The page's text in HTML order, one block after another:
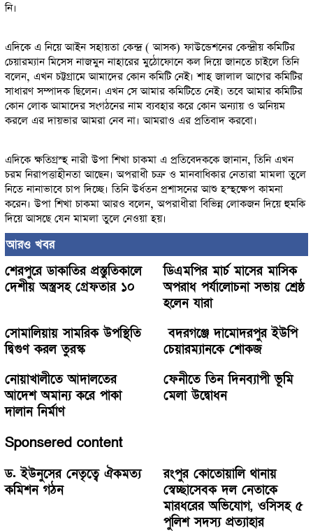
নি।
এদিকে এ নিয়ে আইন সহায়তা কেন্দ্র ( আসক) ফাউন্ডেশনের কেন্দ্রীয় কমিটির
চেয়ারম্যান মিসেস নাজমুন নাহারের মুঠোফোনে কল দিয়ে জানতে চাইলে তিনি
বলেন, এখন চট্টগ্রামে আমাদের কোন কমিটি নেই। শাহ জালাল আগের কমিটির
সাধারণ সম্পাদক ছিলেন। এখন সে আমার কমিটিতে নেই। তবে আমার কমিটির
কোন লোক আমাদের সংগঠনের নাম ব্যবহার করে কোন অন্যায় ও অনিয়ম
করলে এর দায়ভার আমরা নেব না। আমরাও এর প্রতিবাদ করবো।
এদিকে ক্ষতিগ্রস্হ নারী উপা শিখা চাকমা এ প্রতিবেদককে জানান, তিনি এখন
চরম নিরাপত্তাহীনতা আছেন। অপরাধী চক্র ও মানবাধিকার নেতারা মামলা তুলে
নিতে নানাভাবে চাপ দিচ্ছে। তিনি উর্ধতন প্রশাসনের আশু হস্হক্ষেপ কামনা
করেন। উপা শিখা চাকমা আরও বলেন, অপরাধীরা বিভিন্ন লোকজন দিয়ে হুমকি
দিয়ে আসছে যেন মামলা তুলে নেওয়া হয়।
আরও খবর
শেরপুরে ডাকাতির প্রস্তুতিকালে
দেশীয় অস্ত্রসহ গ্রেফতার ১০
ডিএমপির মার্চ মাসের মাসিক
অপরাধ পর্যালোচনা সভায় শ্রেষ্ঠ
হলেন যারা
সোমালিয়ায় সামরিক উপস্থিতি
দ্বিগুণ করল তুরস্ক
বদরগঞ্জে দামোদরপুর ইউপি
চেয়ারম্যানকে শোকজ
নোয়াখালীতে আদালতের
আদেশ অমান্য করে পাকা
দালান নির্মাণ
ফেনীতে তিন দিনব্যাপী ভূমি
মেলা উদ্বোধন
Sponsered content
ড. ইউনুসের নেতৃত্বে ঐকমত্য
কমিশন গঠন
রংপুর কোতোয়ালি থানায়
স্বেচ্ছাসেবক দল নেতাকে
মারধরের অভিযোগ, ওসিসহ ৫
পুলিশ সদস্য প্রত্যাহার